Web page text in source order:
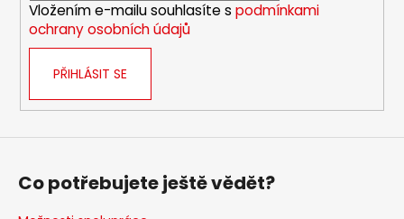
Vložením e-mailu souhlasíte s podmínkami
ochrany osobních údajů
PŘIHLÁSIT SE
Co potřebujete ještě vědět?